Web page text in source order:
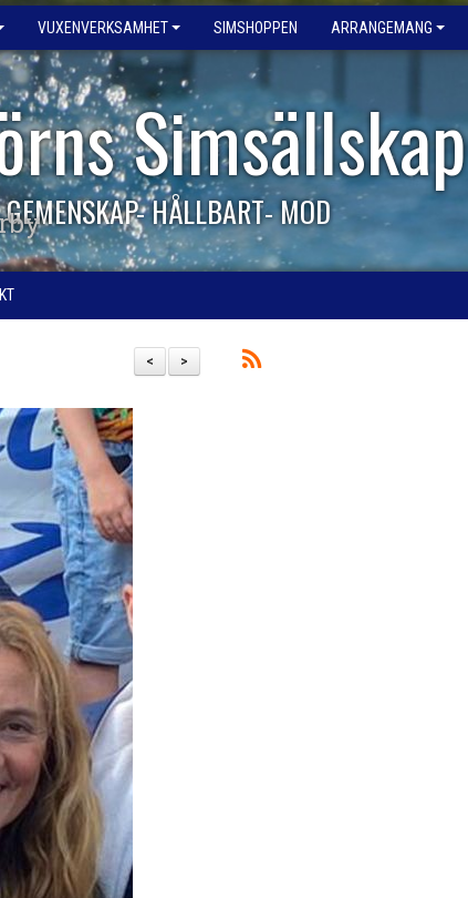
VUXENVERKSAMHET SIMSHOPPEN ARRANGEMANG
Simsällskap
HÅLLBART- MOD
>
<